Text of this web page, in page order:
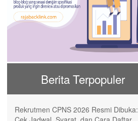
Berita Terpopuler
Rekrutmen CPNS 2026 Resmi Dibuka: